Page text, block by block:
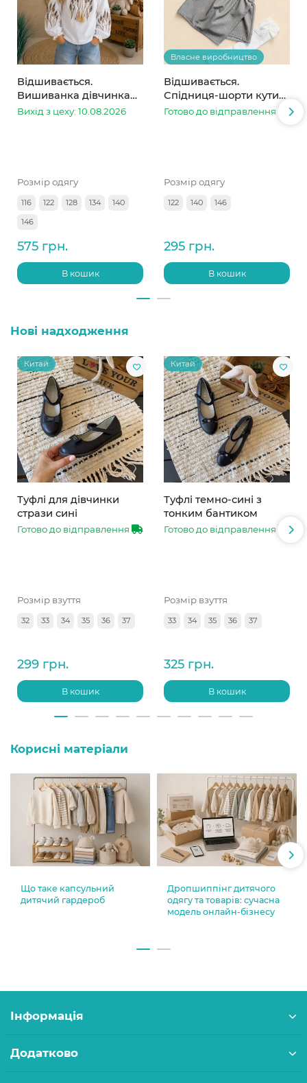
Відшивається.
Вишиванка дівчинка
колоски
Вихід з цеху: 10.08.2026
Розмір одягу
116 122 128 134
140
146
575 грн.
В кошик
Власне виробництво
Відшивається.
Спідниця-шорти кутик
сіра в смужку
Готово до відправлення
Розмір одягу
122 140 146
295 грн.
В кошик
Нові надходження
Китай
Туфлі для дівчинки
стрази сині
Готово до відправлення
Розмір взуття
32 33 34 35 36 37
299 грн.
В кошик
Китай
Туфлі темно-сині з
тонким бантиком
Готово до відправлення
Розмір взуття
33 34 35 36 37
325 грн.
В кошик
Корисні матеріали
Що таке капсульний
дитячий гардероб
Дропшиппінг дитячого
одягу та товарів: сучасна
модель онлайн-бізнесу
Інформація
Додатково